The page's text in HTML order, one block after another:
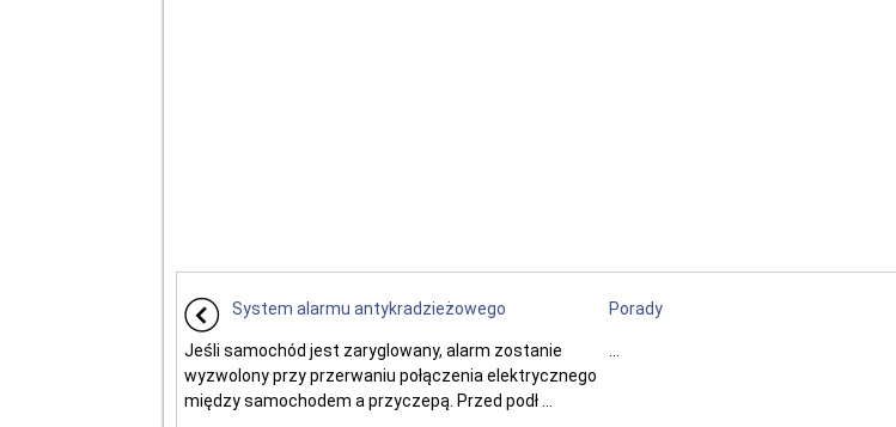
System alarmu antykradzieżowego
Jeśli samochód jest zaryglowany, alarm zostanie
wyzwolony przy przerwaniu połączenia elektrycznego
między samochodem a przyczepą. Przed podł ...
Porady